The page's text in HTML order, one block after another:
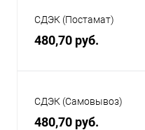
СДЭК (Постамат)
480,70 руб.
СДЭК (Самовывоз)
480,70 руб.